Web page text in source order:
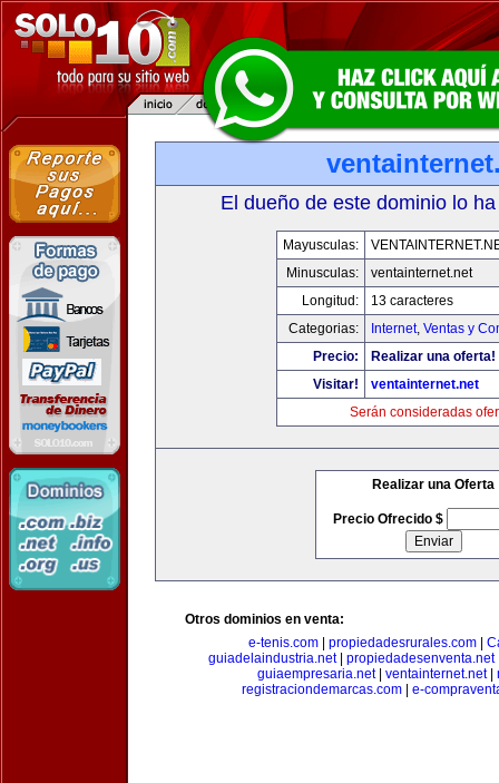
El dueño de este dominio lo
Mayusculas:
Minusculas:
ventainternet.net
Longitud:
13 caracteres
Categorias:
Internet, Ventas y
Precio:
Realizar una oferta!
Visitar!
ventainternet.net
Serán consideradas
Realizar una Oferta
Precio Ofrecido $
Otros dominios en venta:
e-tenis.com
propiedadesrurales.com
guiadelaindustria.net propiedadesenventa.net
guiaempresaria.net| ventainternet.net|
registraciondemarcas.com
e-